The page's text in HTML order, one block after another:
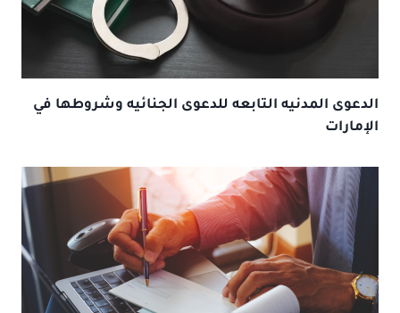
الدعوى المدنيه التابعه للدعوى الجنائيه وشروطها في
الإمارات